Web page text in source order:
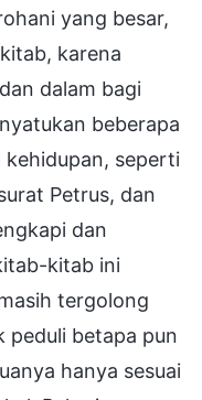
yang besar,
karena
dalam bagi
beberapa
seperti
Petrus, dan
dan
kitab ini
tergolong
peduli betapa pun
hanya sesuai